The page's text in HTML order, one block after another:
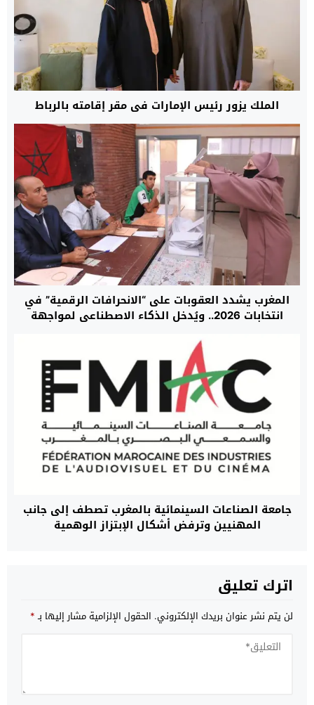
الملك يزور رئيس الإمارات في مقر إقامته بالرباط
المغرب يشدد العقوبات على “الانحرافات الرقمية” في
انتخابات 2026.. ويُدخل الذكاء الاصطناعي لمواجهة
جامعة الصناعات السينمائية بالمغرب تصطف إلى جانب
المهنيين وترفض أشكال الإبتزاز الوهمية
اترك تعليق
لن يتم نشر عنوان بريدك الإلكتروني. الحقول الإلزامية مشار إليها بـ*